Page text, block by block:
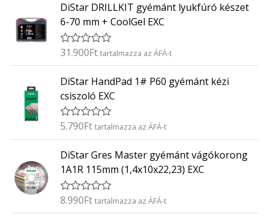
é
k
e
l
é
s
:
/
5
DiStar DRILLKIT gyémánt lyukfúró készet
6-70 mm + CoolGel EXC
É
é
e
l
s
:
/
5
31.900Ft tartalmazza az ÁFÁ-t
DiStar HandPad 1# P60 gyémánt kézi
csiszoló EXC
É
é
k
e
l
é
s
:
5.790Ft tartalmazza az ÁFÁ-t
DiStar Gres Master gyémánt vágókorong
1A1R 115mm (1,4x10x22,23) EXC
É
8.990Ft tartalmazza az ÁFÁ-t